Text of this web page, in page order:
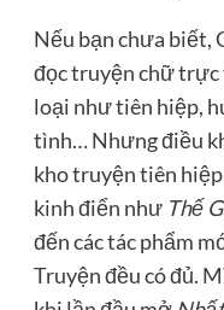
Nếu bạn chưa biết,
đọc truyện chữ trực
loại như tiên hiệp,
tình… Nhưng điều
kho truyện tiên
kinh điển như Thế
đến các tác phẩm
Truyện đều có đủ.